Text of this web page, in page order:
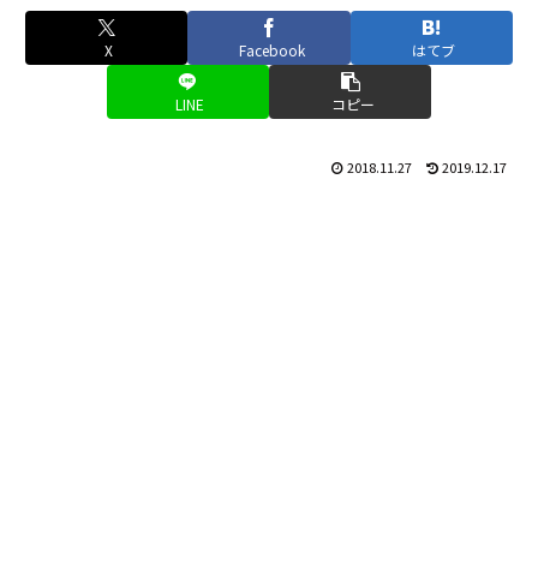
X Facebook はてブ
LINE コピー
2018.11.27 2019.12.17